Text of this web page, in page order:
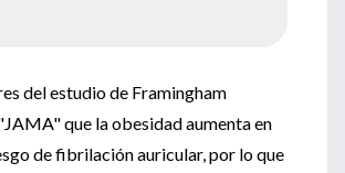
del estudio de Framingham
que la obesidad aumenta en
de fibrilación auricular, por lo que